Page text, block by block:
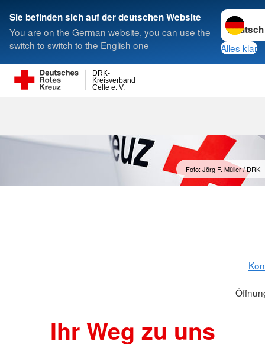
Sie befinden sich auf der deutschen Website
You are on the German website, you can use the
switch to switch to the English one
Sprache
Alles klar
Celle e. V.
Kreisverband
DRK-
Suche
Foto: Jörg F. Müller / DRK
Ihr Weg zu uns